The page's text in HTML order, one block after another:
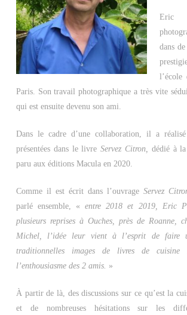
Eric
dans
l’école
Paris. Son travail photographique a très vite
qui est ensuite devenu son ami.
Dans le cadre d’une collaboration, il a réalisé
présentées dans le livreServez Citron, dédié à
paru aux éditions Macula en 2020.
Comme il est écrit dans l’ouvrageServez
parlé ensemble, «entre 2018 et 2019, Eric
plusieurs reprises à Ouches, près de Roanne,
Michel, l’idée leur vient à l’esprit de faire
traditionnelles images de livres de cuisine
l’enthousiasme des 2 amis. »
À partir de là, des discussions sur ce qu’est la
et de nombreuses hésitations sur les